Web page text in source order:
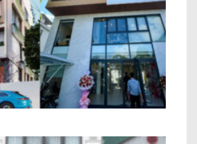
Phòng Anh Dương Long
Biên Hà Nội